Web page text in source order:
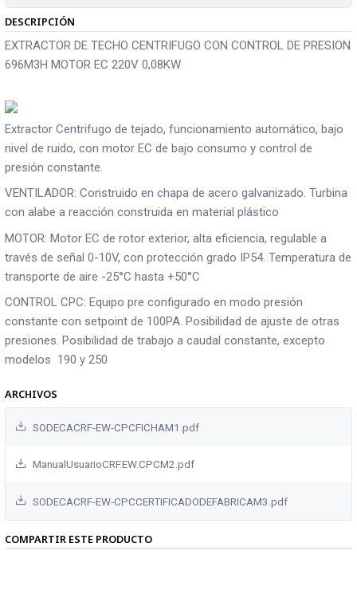
DESCRIPCIÓN
EXTRACTOR DE TECHO CENTRIFUGO CON CONTROL DE PRESION
696M3H MOTOR EC 220V 0,08KW
Extractor Centrifugo de tejado, funcionamiento automático, bajo
nivel de ruido, con motor EC de bajo consumo y control de
presión constante.
VENTILADOR: Construido en chapa de acero galvanizado. Turbina
con alabe a reacción construida en material plástico
MOTOR: Motor EC de rotor exterior, alta eficiencia, regulable a
través de señal 0-10V, con protección grado IP54. Temperatura de
transporte de aire -25°C hasta +50°C
CONTROL CPC: Equipo pre configurado en modo presión
constante con setpoint de 100PA. Posibilidad de ajuste de otras
presiones. Posibilidad de trabajo a caudal constante, excepto
modelos 190 y 250
ARCHIVOS
SODECACRF-EW-CPCFICHAM1.pdf
ManualUsuarioCRF.EW.CPCM2.pdf
SODECACRF-EW-CPCCERTIFICADODEFABRICAM3.pdf
COMPARTIR ESTE PRODUCTO